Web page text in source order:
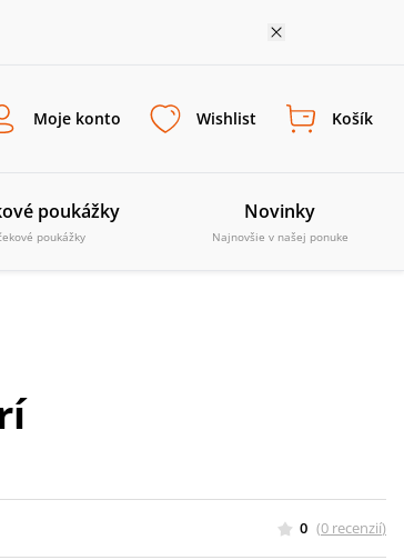
Moje konto Wishlist Košík
poukážky
poukážky
Novinky
Najnovšie v našej ponuke
0 (0 recenzií)